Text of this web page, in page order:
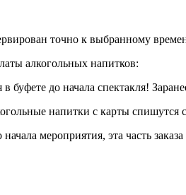
точно к выбранному
алкогольных напитков:
буфете до начала спектакля!
напитки с карты спишутся
мероприятия, эта часть